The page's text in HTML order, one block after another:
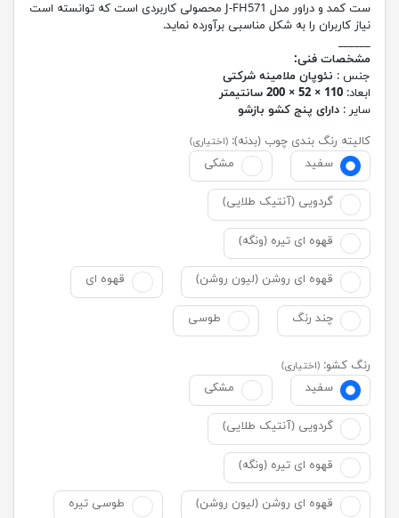
ست کمد و دراور مدل J-FH571 محصولی کاربردی است که توانسته است
نیاز کاربران را به شکل مناسبی برآورده نماید.
______
مشخصات فنی:
جنس : نئوپان ملامینه شرکتی
ابعاد: 110 × 52 × 200 سانتیمتر
سایر : دارای پنج کشو بازشو
کالیته رنگ بندی چوب (بدنه): (اختیاری)
سفید مشکی
گردویی (آنتیک طلایی)
قهوه ای تیره (ونگه)
قهوه ای روشن (لیون روشن) قهوه ای
چند رنگ طوسی
رنگ کشو: (اختیاری)
سفید مشکی
گردویی (آنتیک طلایی)
قهوه ای تیره (ونگه)
قهوه ای روشن (لیون روشن) طوسی تیره